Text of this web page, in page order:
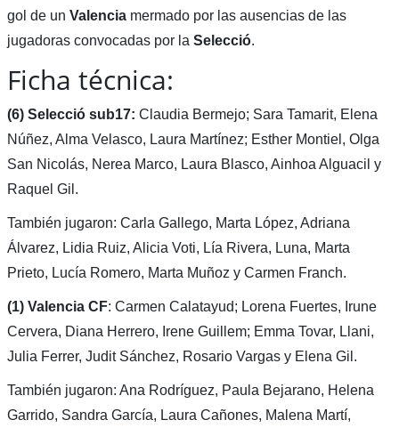
gol de un Valenciamermado por las ausencias de las
jugadoras convocadas por la Selecció.
Ficha técnica:
(6) Selecció sub17: Claudia Bermejo; Sara Tamarit, Elena
Núñez, Alma Velasco, Laura Martínez; Esther Montiel, Olga
San Nicolás, Nerea Marco, Laura Blasco, Ainhoa Alguacil y
Raquel Gil.
También jugaron: Carla Gallego, Marta López, Adriana
Álvarez, Lidia Ruiz, Alicia Voti, Lía Rivera, Luna, Marta
Prieto, Lucía Romero, Marta Muñoz y Carmen Franch.
(1) Valencia CF: Carmen Calatayud; Lorena Fuertes, Irune
Cervera, Diana Herrero, Irene Guillem; Emma Tovar, Llani,
Julia Ferrer, Judit Sánchez, Rosario Vargas y Elena Gil.
También jugaron: Ana Rodríguez, Paula Bejarano, Helena
Garrido, Sandra García, Laura Cañones, Malena Martí,